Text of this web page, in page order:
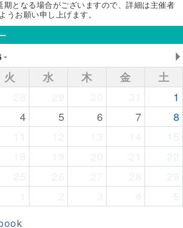
期となる場合がございますので、詳細は主催者
うお願い申し上げます。
火 水 木 金
土
1
4 5 6 7
8
15
22
29
5